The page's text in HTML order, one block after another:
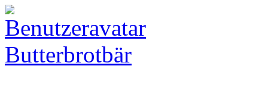
Butterbrotbär